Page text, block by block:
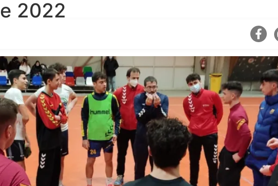
2022
també tornen a l’activitat